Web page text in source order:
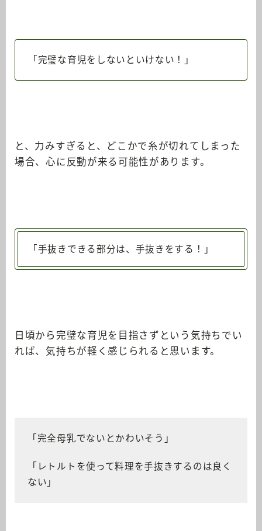
「完璧な育児をしないといけない！」
と、力みすぎると、どこかで糸が切れてしまった
場合、心に反動が来る可能性があります。
「手抜きできる部分は、手抜きをする！」
日頃から完璧な育児を目指さずという気持ちでい
れば、気持ちが軽く感じられると思います。
「完全母乳でないとかわいそう」
「レトルトを使って料理を手抜きするのは良く
ない」